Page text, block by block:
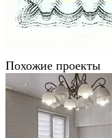
Похожие проекты